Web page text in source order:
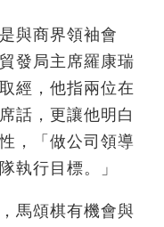
與商界領袖會
發局主席羅康瑞
經，他指兩位在
話，更讓他明白
，「做公司領導
執行目標。」
馬頌棋有機會與